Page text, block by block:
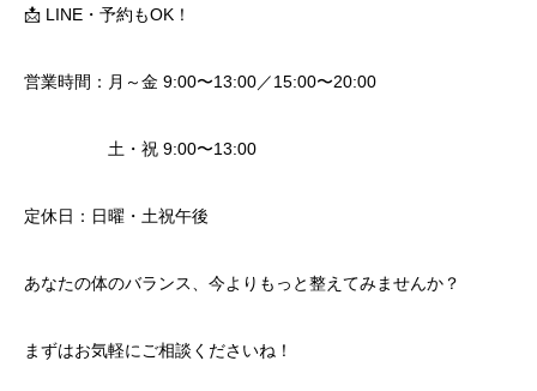
📩 LINE・予約もOK！
営業時間：月～金 9:00〜13:00／15:00〜20:00
土・祝 9:00〜13:00
定休日：日曜・土祝午後
あなたの体のバランス、今よりもっと整えてみませんか？
まずはお気軽にご相談くださいね！